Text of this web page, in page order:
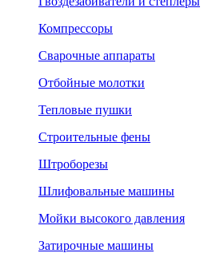
Компрессоры
Сварочные аппараты
Отбойные молотки
Тепловые пушки
Строительные фены
Штроборезы
Шлифовальные машины
Мойки высокого давления
Затирочные машины